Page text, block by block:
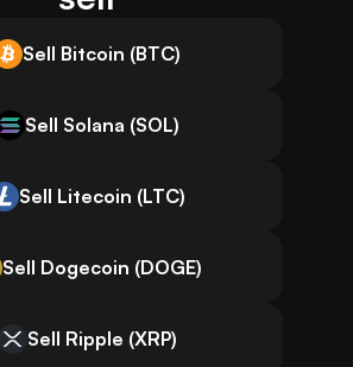
Sell Bitcoin (BTC)
Sell Solana (SOL)
Sell Litecoin (LTC)
Sell Dogecoin (DOGE)
Sell Ripple (XRP)